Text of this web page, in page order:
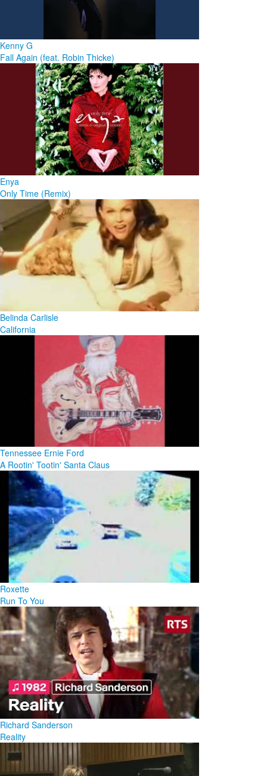
Kenny G
Fall Again (feat. Robin Thicke)
Enya
Only Time (Remix)
Belinda Carlisle
California
Tennessee Ernie Ford
A Rootin' Tootin' Santa Claus
Roxette
Run To You
Richard Sanderson
Reality